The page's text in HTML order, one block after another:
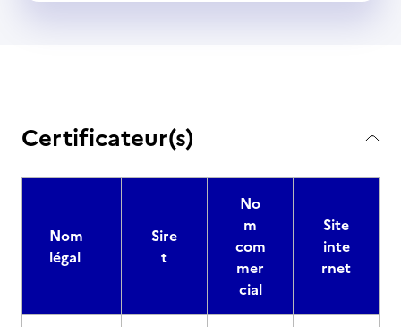
Certificateur(s)
Nom
légal
Sire
t
No
m
com
mer
cial
Site
inte
rnet